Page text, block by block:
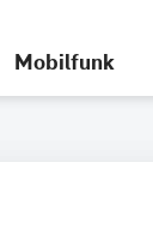
Mobilfunk